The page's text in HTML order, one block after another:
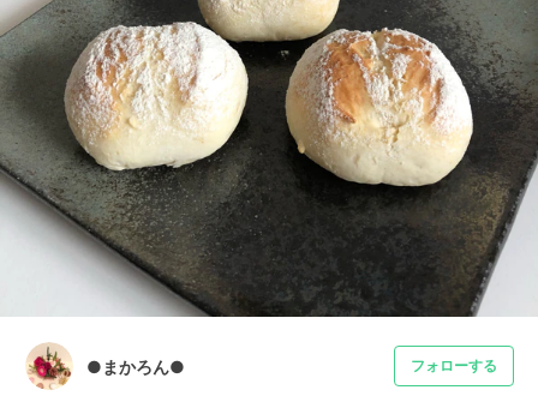
●まかろん● フォローする